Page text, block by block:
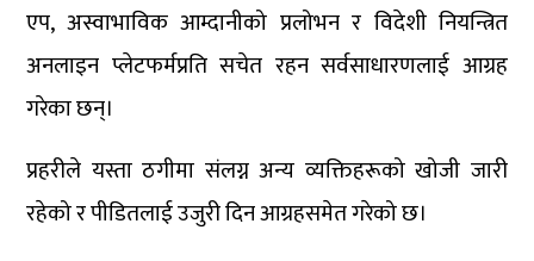
एप, अस्वाभाविक आम्दानीको प्रलोभन र विदेशी नियन्त्रित
अनलाइन प्लेटफर्मप्रति सचेत रहन सर्वसाधारणलाई आग्रह
गरेका छन्।
प्रहरीले यस्ता ठगीमा संलग्न अन्य व्यक्तिहरूको खोजी जारी
रहेको र पीडितलाई उजुरी दिन आग्रहसमेत गरेको छ।